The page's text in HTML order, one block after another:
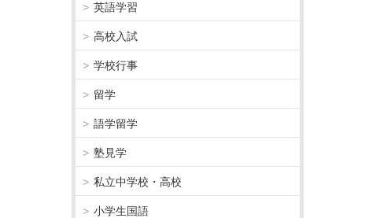
英語学習
高校入試
学校行事
留学
語学留学
塾見学
私立中学校・高校
小学生国語